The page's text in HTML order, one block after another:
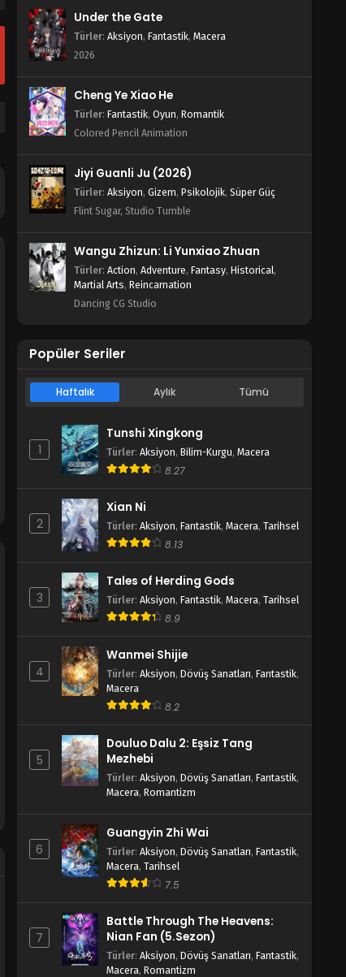
Under the Gate
Türler: Aksiyon, Fantastik, Macera
2026
Cheng Ye Xiao He
Türler: Fantastik, Oyun, Romantik
Colored Pencil Animation
Jiyi Guanli Ju (2026)
Türler: Aksiyon, Gizem, Psikolojik, Süper Güç
Flint Sugar, Studio Tumble
Wangu Zhizun: Li Yunxiao Zhuan
Türler: Action, Adventure, Fantasy, Historical,
Martial Arts, Reincarnation
Dancing CG Studio
Popüler Seriler
Haftalık Aylık Tümü
1
Tunshi Xingkong
Türler: Aksiyon, Bilim-Kurgu, Macera
8.27
2
Xian Ni
Türler: Aksiyon, Fantastik, Macera, Tarihsel
8.13
3
Tales of Herding Gods
Türler: Aksiyon, Fantastik, Macera, Tarihsel
8.9
4
Wanmei Shijie
Türler: Aksiyon, Dövüş Sanatları, Fantastik,
Macera
8.2
5
Douluo Dalu 2: Eşsiz Tang
Mezhebi
Türler: Aksiyon, Dövüş Sanatları, Fantastik,
Macera, Romantizm
6
Guangyin Zhi Wai
Türler: Aksiyon, Dövüş Sanatları, Fantastik,
Macera, Tarihsel
7.5
7
Battle Through The Heavens:
Nian Fan (5.Sezon)
Türler: Aksiyon, Dövüş Sanatları, Fantastik,
Macera, Romantizm